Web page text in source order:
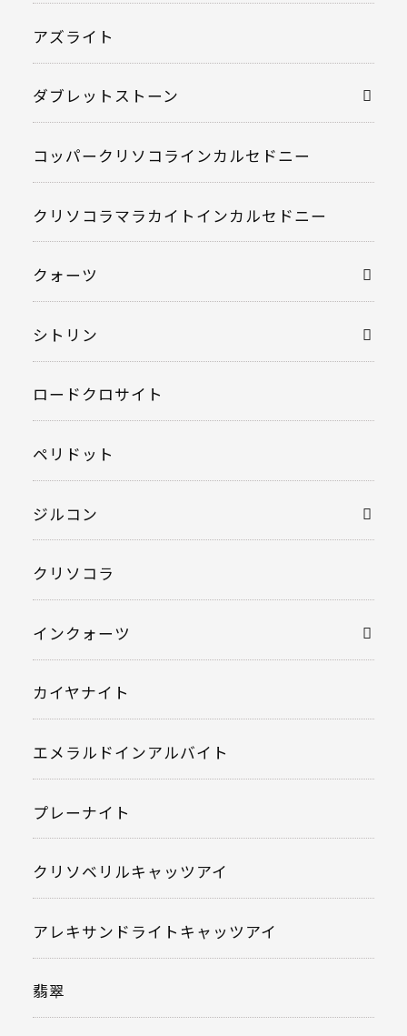
アズライト
ダブレットストーン
コッパークリソコラインカルセドニー
クリソコラマラカイトインカルセドニー
クォーツ
シトリン
ロードクロサイト
ペリドット
ジルコン
クリソコラ
インクォーツ
カイヤナイト
エメラルドインアルバイト
プレーナイト
クリソベリルキャッツアイ
アレキサンドライトキャッツアイ
翡翠